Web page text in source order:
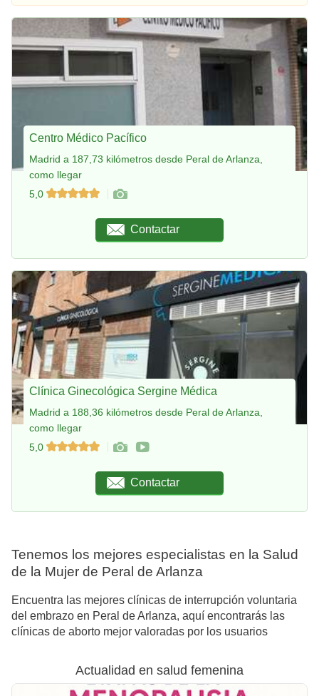
Centro Médico Pacífico
Madrid a 187,73 kilómetros desde Peral de Arlanza,
como llegar
5,0
Contactar
Clínica Ginecológica Sergine Médica
Madrid a 188,36 kilómetros desde Peral de Arlanza,
como llegar
5,0
Contactar
Tenemos los mejores especialistas en la Salud
de la Mujer de Peral de Arlanza
Encuentra las mejores clínicas de interrupción voluntaria
del embrazo en Peral de Arlanza, aquí encontrarás las
clínicas de aborto mejor valoradas por los usuarios
Actualidad en salud femenina